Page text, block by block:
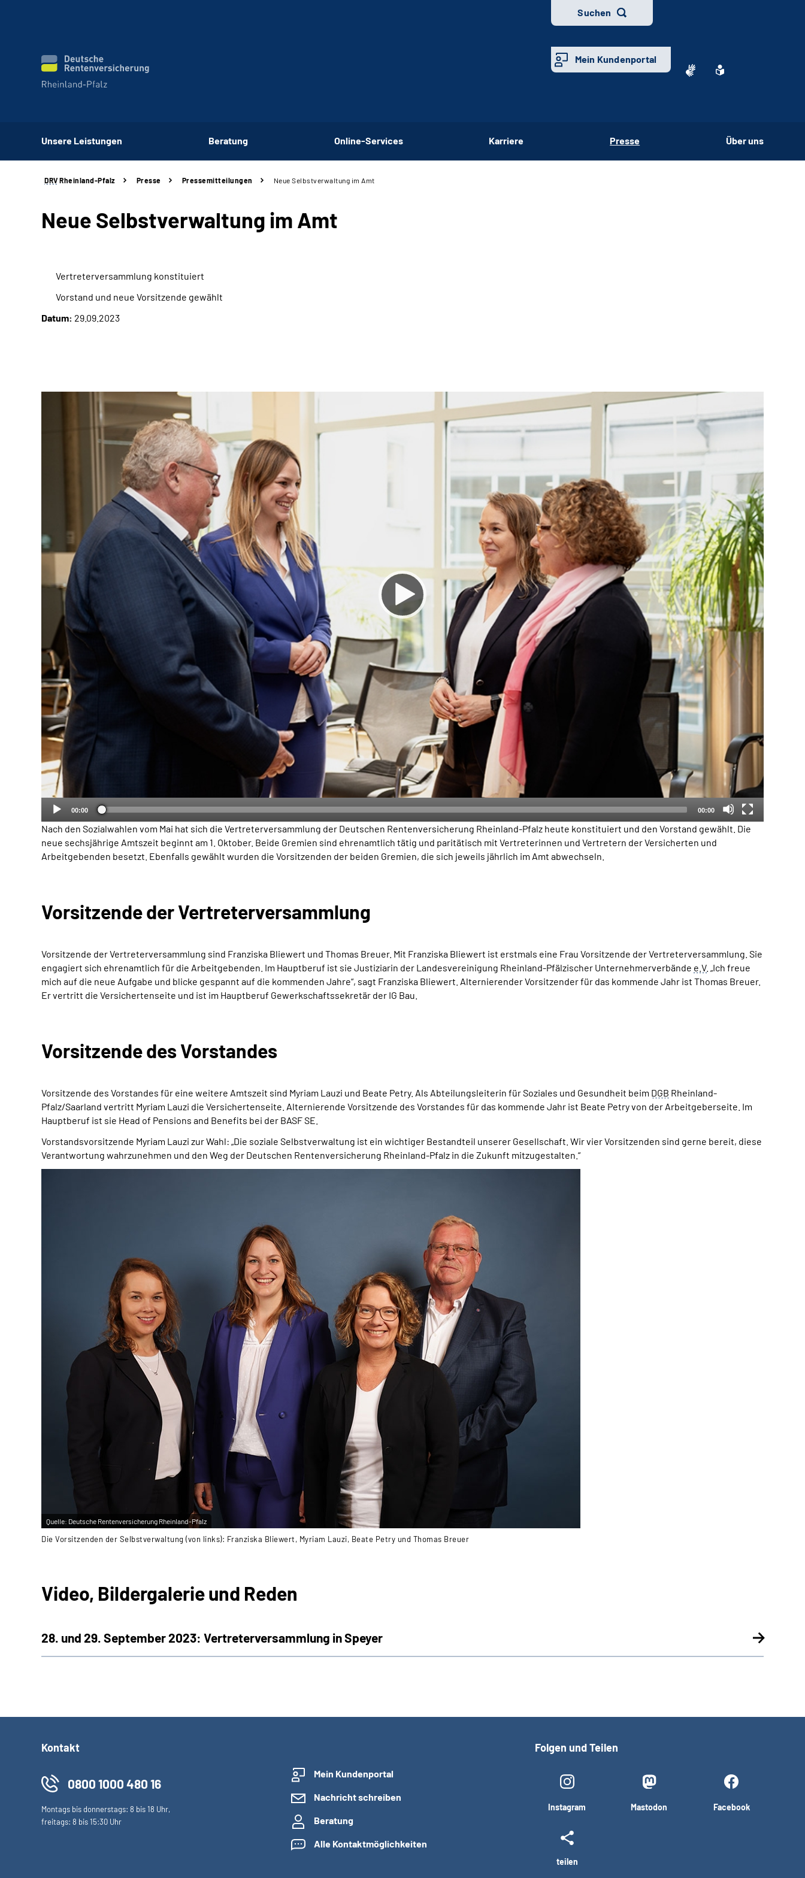
Suchen
Mein Kundenportal
Unsere Leistungen Beratung Online-Services Karriere Presse Über uns
DRV Rheinland-Pfalz Presse Pressemitteilungen Neue Selbstverwaltung im Amt
Neue Selbstverwaltung im Amt
Vertreterversammlung konstituiert
Vorstand und neue Vorsitzende gewählt
Datum: 29.09.2023
00:00 00:00
Nach den Sozialwahlen vom Mai hat sich die Vertreterversammlung der Deutschen Rentenversicherung Rheinland-Pfalz heute konstituiert und den Vorstand gewählt. Die
neue sechsjährige Amtszeit beginnt am 1. Oktober. Beide Gremien sind ehrenamtlich tätig und paritätisch mit Vertreterinnen und Vertretern der Versicherten und
Arbeitgebenden besetzt. Ebenfalls gewählt wurden die Vorsitzenden der beiden Gremien, die sich jeweils jährlich im Amt abwechseln.
Vorsitzende der Vertreterversammlung
Vorsitzende der Vertreterversammlung sind Franziska Bliewert und Thomas Breuer. Mit Franziska Bliewert ist erstmals eine Frau Vorsitzende der Vertreterversammlung. Sie
engagiert sich ehrenamtlich für die Arbeitgebenden. Im Hauptberuf ist sie Justiziarin der Landesvereinigung Rheinland-Pfälzischer Unternehmerverbände e.V. „Ich freue
mich auf die neue Aufgabe und blicke gespannt auf die kommenden Jahre“, sagt Franziska Bliewert. Alternierender Vorsitzender für das kommende Jahr ist Thomas Breuer.
Er vertritt die Versichertenseite und ist im Hauptberuf Gewerkschaftssekretär der IG Bau.
Vorsitzende des Vorstandes
Vorsitzende des Vorstandes für eine weitere Amtszeit sind Myriam Lauzi und Beate Petry. Als Abteilungsleiterin für Soziales und Gesundheit beim DGB Rheinland-
Pfalz/Saarland vertritt Myriam Lauzi die Versichertenseite. Alternierende Vorsitzende des Vorstandes für das kommende Jahr ist Beate Petry von der Arbeitgeberseite. Im
Hauptberuf ist sie Head of Pensions and Benefits bei der BASF SE.
Vorstandsvorsitzende Myriam Lauzi zur Wahl: „Die soziale Selbstverwaltung ist ein wichtiger Bestandteil unserer Gesellschaft. Wir vier Vorsitzenden sind gerne bereit, diese
Verantwortung wahrzunehmen und den Weg der Deutschen Rentenversicherung Rheinland-Pfalz in die Zukunft mitzugestalten.“
Quelle: Deutsche Rentenversicherung Rheinland-Pfalz
Die Vorsitzenden der Selbstverwaltung (von links): Franziska Bliewert, Myriam Lauzi, Beate Petry und Thomas Breuer
Video, Bildergalerie und Reden
28. und 29. September 2023: Vertreterversammlung in Speyer
Kontakt
0800 1000 480 16
Montags bis donnerstags: 8 bis 18 Uhr,
freitags: 8 bis 15:30 Uhr
Mein Kundenportal
Nachricht schreiben
Beratung
Alle Kontaktmöglichkeiten
Folgen und Teilen
Instagram Mastodon Facebook
teilen